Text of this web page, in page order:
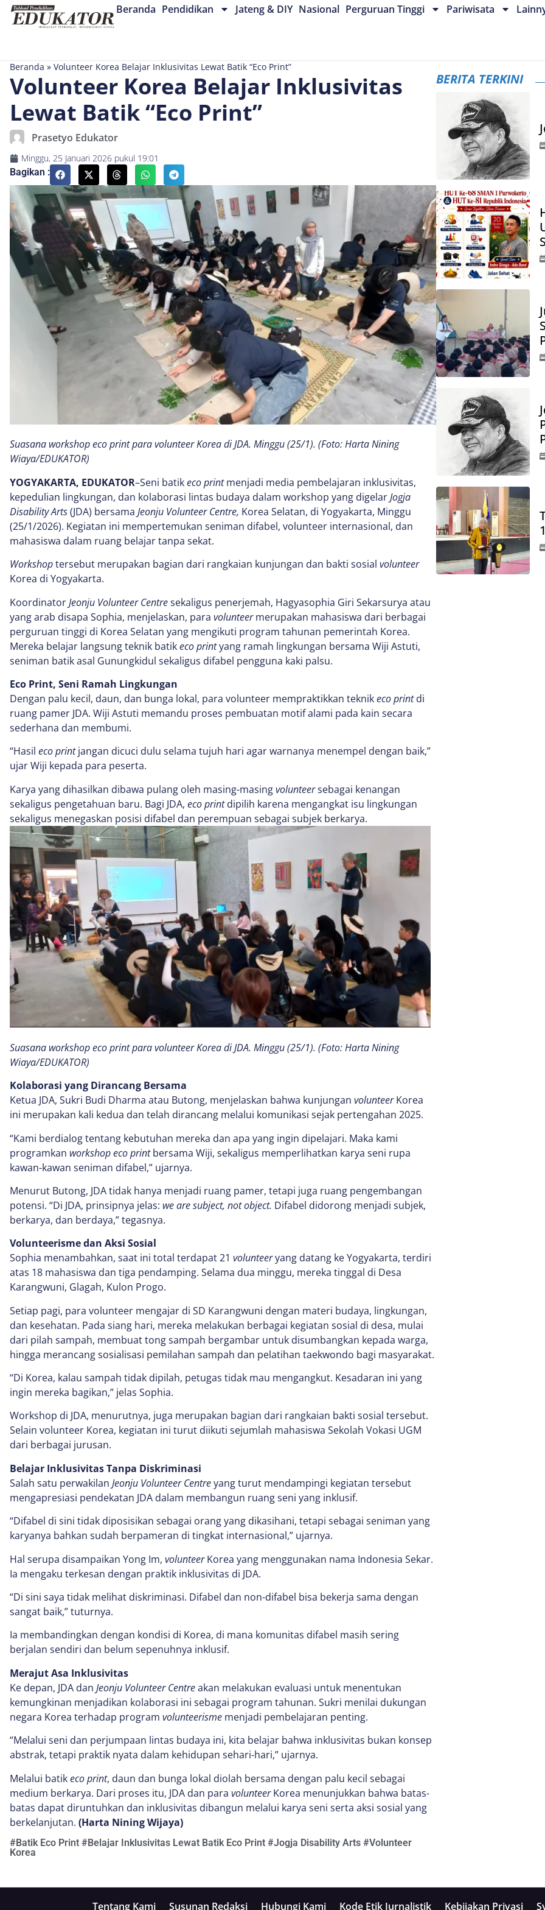
Beranda Pendidikan Jateng & DIY Nasional Perguruan Tinggi Pariwisata
Beranda » Volunteer Korea Belajar Inklusivitas Lewat Batik “Eco Print”
Volunteer Korea Belajar Inklusivitas
Lewat Batik “Eco Print”
Prasetyo Edukator
Minggu, 25 Januari 2026 pukul 19:01
Bagikan :
Suasana workshop eco print para volunteer Korea di JDA. Minggu (25/1). (Foto: Harta Nining
Wiaya/EDUKATOR)
YOGYAKARTA, EDUKATOR–Seni batikeco printmenjadi media pembelajaran inklusivitas,
kepedulian lingkungan, dan kolaborasi lintas budaya dalam workshop yang digelarJogja
Disability Arts(JDA) bersama Jeonju Volunteer Centre, Korea Selatan, di Yogyakarta, Minggu
(25/1/2026). Kegiatan ini mempertemukan seniman difabel, volunteer internasional, dan
mahasiswa dalam ruang belajar tanpa sekat.
Workshoptersebut merupakan bagian dari rangkaian kunjungan dan bakti sosial volunteer
Korea di Yogyakarta.
KoordinatorJeonju Volunteer Centresekaligus penerjemah, Hagyasophia Giri Sekarsurya atau
yang arab disapa Sophia, menjelaskan, para volunteermerupakan mahasiswa dari berbagai
perguruan tinggi di Korea Selatan yang mengikuti program tahunan pemerintah Korea.
Mereka belajar langsung teknik batikeco printyang ramah lingkungan bersama Wiji Astuti,
seniman batik asal Gunungkidul sekaligus difabel pengguna kaki palsu.
Eco Print, Seni Ramah Lingkungan
Dengan palu kecil, daun, dan bunga lokal, para volunteer mempraktikkan teknikeco printdi
ruang pamer JDA. Wiji Astuti memandu proses pembuatan motif alami pada kain secara
sederhana dan membumi.
“Hasil eco printjangan dicuci dulu selama tujuh hari agar warnanya menempel dengan baik,”
ujar Wiji kepada para peserta.
Karya yang dihasilkan dibawa pulang oleh masing-masingvolunteersebagai kenangan
sekaligus pengetahuan baru. Bagi JDA, eco printdipilih karena mengangkat isu lingkungan
sekaligus menegaskan posisi difabel dan perempuan sebagai subjek berkarya.
Suasana workshop eco print para volunteer Korea di JDA. Minggu (25/1). (Foto: Harta Nining
Wiaya/EDUKATOR)
Kolaborasi yang Dirancang Bersama
Ketua JDA, Sukri Budi Dharma atau Butong, menjelaskan bahwa kunjungan volunteerKorea
ini merupakan kali kedua dan telah dirancang melalui komunikasi sejak pertengahan 2025.
“Kami berdialog tentang kebutuhan mereka dan apa yang ingin dipelajari. Maka kami
programkan workshop eco printbersama Wiji, sekaligus memperlihatkan karya seni rupa
kawan-kawan seniman difabel,” ujarnya.
Menurut Butong, JDA tidak hanya menjadi ruang pamer, tetapi juga ruang pengembangan
potensi. “Di JDA, prinsipnya jelas: we are subject, not object. Difabel didorong menjadi subjek,
berkarya, dan berdaya,” tegasnya.
Volunteerisme dan Aksi Sosial
Sophia menambahkan, saat ini total terdapat 21 volunteeryang datang ke Yogyakarta, terdiri
atas 18 mahasiswa dan tiga pendamping. Selama dua minggu, mereka tinggal di Desa
Karangwuni, Glagah, Kulon Progo.
Setiap pagi, para volunteer mengajar di SD Karangwuni dengan materi budaya, lingkungan,
dan kesehatan. Pada siang hari, mereka melakukan berbagai kegiatan sosial di desa, mulai
dari pilah sampah, membuat tong sampah bergambar untuk disumbangkan kepada warga,
hingga merancang sosialisasi pemilahan sampah dan pelatihan taekwondo bagi masyarakat.
“Di Korea, kalau sampah tidak dipilah, petugas tidak mau mengangkut. Kesadaran ini yang
ingin mereka bagikan,” jelas Sophia.
Workshop di JDA, menurutnya, juga merupakan bagian dari rangkaian bakti sosial tersebut.
Selain volunteer Korea, kegiatan ini turut diikuti sejumlah mahasiswa Sekolah Vokasi UGM
dari berbagai jurusan.
Belajar Inklusivitas Tanpa Diskriminasi
Salah satu perwakilan Jeonju Volunteer Centreyang turut mendampingi kegiatan tersebut
mengapresiasi pendekatan JDA dalam membangun ruang seni yang inklusif.
“Difabel di sini tidak diposisikan sebagai orang yang dikasihani, tetapi sebagai seniman yang
karyanya bahkan sudah berpameran di tingkat internasional,” ujarnya.
Hal serupa disampaikan Yong Im, volunteerKorea yang menggunakan nama Indonesia Sekar.
Ia mengaku terkesan dengan praktik inklusivitas di JDA.
“Di sini saya tidak melihat diskriminasi. Difabel dan non-difabel bisa bekerja sama dengan
sangat baik,” tuturnya.
Ia membandingkan dengan kondisi di Korea, di mana komunitas difabel masih sering
berjalan sendiri dan belum sepenuhnya inklusif.
Merajut Asa Inklusivitas
Ke depan, JDA dan Jeonju Volunteer Centreakan melakukan evaluasi untuk menentukan
kemungkinan menjadikan kolaborasi ini sebagai program tahunan. Sukri menilai dukungan
negara Korea terhadap program volunteerisme menjadi pembelajaran penting.
“Melalui seni dan perjumpaan lintas budaya ini, kita belajar bahwa inklusivitas bukan konsep
abstrak, tetapi praktik nyata dalam kehidupan sehari-hari,” ujarnya.
Melalui batikeco print, daun dan bunga lokal diolah bersama dengan palu kecil sebagai
medium berkarya. Dari proses itu, JDA dan para volunteerKorea menunjukkan bahwa batas-
batas dapat diruntuhkan dan inklusivitas dibangun melalui karya seni serta aksi sosial yang
berkelanjutan. (Harta Nining Wijaya)
#Batik Eco Print #Belajar Inklusivitas Lewat Batik Eco Print #Jogja Disability Arts #Volunteer
Korea
BERITA TERKINI
Tentang Kami Susunan Redaksi Hubungi Kami Kode Etik Jurnalistik Kebijakan Privasi